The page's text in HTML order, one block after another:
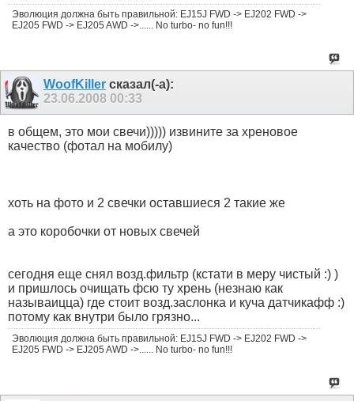
Эволюция должна быть правильной: EJ15J FWD -> EJ202 FWD ->
EJ205 FWD -> EJ205 AWD ->...... No turbo- no fun!!!
WoofKiller сказал(-а):
23.06.2008 00:33
в общем, это мои свечи))))) извините за хреновое
качество (фотал на мобилу)
хоть на фото и 2 свечки оставшиеся 2 такие же
а это коробочки от новых свечей
сегодня еще снял возд.фильтр (кстати в меру чистый :) )
и пришлось очищать фсю ту хрень (незнаю как
называицца) где стоит возд.заслонка и куча датчикафф :)
потому как внутри было грязно...
Эволюция должна быть правильной: EJ15J FWD -> EJ202 FWD ->
EJ205 FWD -> EJ205 AWD ->...... No turbo- no fun!!!